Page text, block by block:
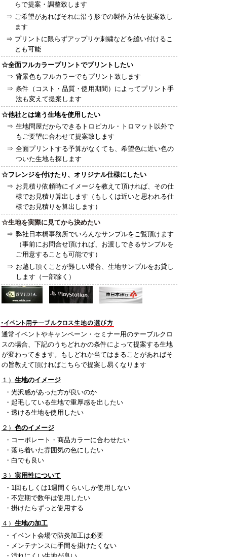
らで提案・調整致します
⇒ ご希望があればそれに沿う形での製作方法を提案致し
ます
⇒ プリントに限らずアップリケ刺繍などを縫い付けるこ
とも可能
☆全面フルカラープリントでプリントしたい
⇒ 背景色もフルカラーでもプリント致します
⇒ 条件（コスト・品質・使用期間）によってプリント手
法も変えて提案します
☆他社とは違う生地を使用したい
⇒ 生地問屋だからできるトロピカル・トロマット以外で
もご要望に合わせて提案致します
⇒ 全面プリントする予算がなくても、希望色に近い色の
ついた生地も探します
☆フレンジを付けたり、オリジナル仕様にしたい
⇒ お見積り依頼時にイメージを教えて頂ければ、その仕
様でお見積り算出します（もしくは近いと思われる仕
様でお見積りを算出します）
☆生地を実際に見てから決めたい
⇒ 弊社日本橋事務所でいろんなサンプルをご覧頂けます
（事前にお問合せ頂ければ、お渡しできるサンプルを
ご用意することも可能です）
⇒ お越し頂くことが難しい場合、生地サンプルをお貸し
します（一部除く）
通常イベントやキャンペーン・セミナー用のテーブルクロ
スの場合、下記のうちどれかの条件によって提案する生地
が変わってきます。もしどれか当てはまることがあればそ
の旨教えて頂ければこちらで提案し易くなります
１） 生地のイメージ
・光沢感があった方が良いのか
・起毛している生地で重厚感を出したい
・透ける生地を使用したい
２） 色のイメージ
・コーポレート・商品カラーに合わせたい
・落ち着いた雰囲気の色にしたい
・白でも良い
３） 実用性について
・1回もしくは1週間くらいしか使用しない
・不定期で数年は使用したい
・掛けたらずっと使用する
４） 生地の加工
・イベント会場で防炎加工は必要
・メンテナンスに手間を掛けたくない